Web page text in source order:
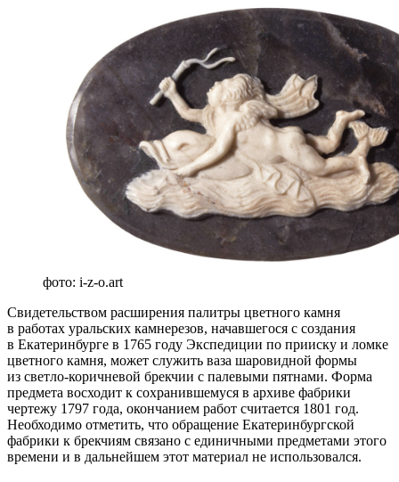
фото: i-z-o.art
Свидетельством расширения палитры цветного камня
в работах уральских камнерезов, начавшегося с создания
в Екатеринбурге в 1765 году Экспедиции по прииску и ломке
цветного камня, может служить ваза шаровидной формы
из светло-коричневой брекчии с палевыми пятнами. Форма
предмета восходит к сохранившемуся в архиве фабрики
чертежу 1797 года, окончанием работ считается 1801 год.
Необходимо отметить, что обращение Екатеринбургской
фабрики к брекчиям связано с единичными предметами этого
времени и в дальнейшем этот материал не использовался.